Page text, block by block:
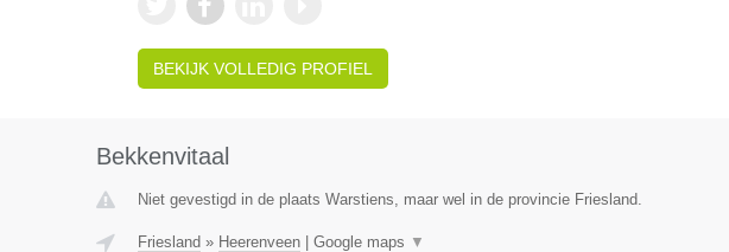
BEKIJK VOLLEDIG PROFIEL
Bekkenvitaal
Niet gevestigd in de plaats Warstiens, maar wel in de provincie Friesland.
Friesland » Heerenveen| Google maps ▼